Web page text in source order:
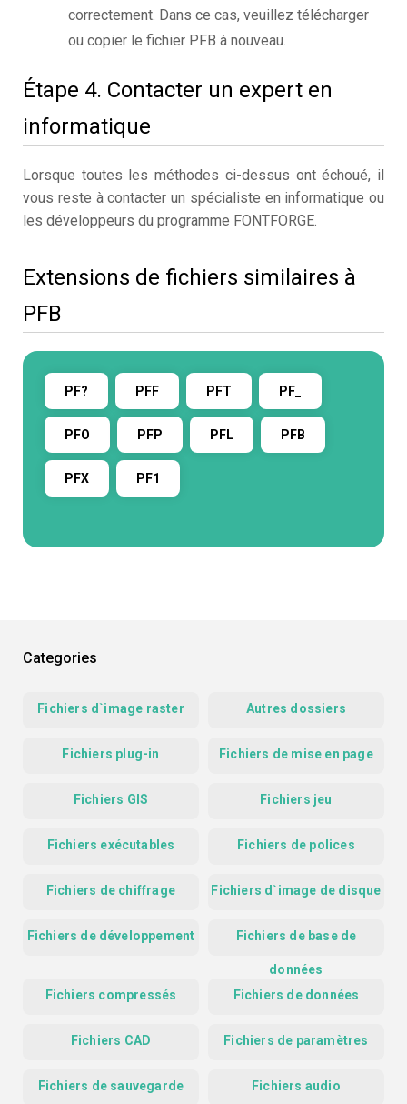
correctement. Dans ce cas, veuillez télécharger
ou copier le fichier PFB à nouveau.
Étape 4. Contacter un expert en
informatique
Lorsque toutes les méthodes ci-dessus ont échoué, il
vous reste à contacter un spécialiste en informatique ou
les développeurs du programme FONTFORGE.
Extensions de fichiers similaires à
PFB
PF? PFF PFT PF_
PFO PFP PFL PFB
PFX PF1
Categories
Fichiers d`image raster Autres dossiers
Fichiers plug-in Fichiers de mise en page
Fichiers GIS Fichiers jeu
Fichiers exécutables Fichiers de polices
Fichiers de chiffrage Fichiers d`image de disque
Fichiers de développement Fichiers de base de
données
Fichiers compressés
Fichiers de données
Fichiers CAD Fichiers de paramètres
Fichiers de sauvegarde Fichiers audio